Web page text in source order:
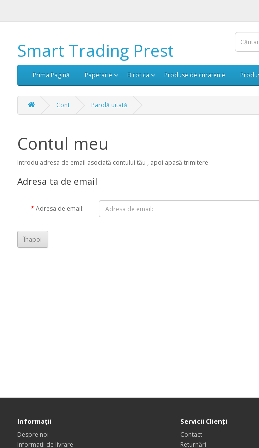
Smart Trading Prest
Prima Pagină Papetarie Birotica Produse de curatenie
Cont Parolă uitată
Contul meu
Introdu adresa de email asociată contului tău , apoi apasă trimitere
Adresa ta de email
Adresa de email:
Înapoi
Informaţii
Despre noi
Informații de livrare
Servicii Clienţi
Contact
Returnări